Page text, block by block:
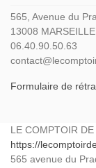
565, Avenue du
13008 MARSEILLE
06.40.90.50.63
Formulaire de
LE COMPTOIR
https://
565 avenue du